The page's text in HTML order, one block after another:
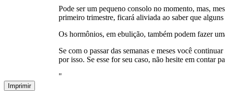
Pode ser um pequeno consolo no momento, mas,
primeiro trimestre, ficará aliviada ao saber que
Os hormônios, em ebulição, também podem fazer
Se com o passar das semanas e meses você
por isso. Se esse for seu caso, não hesite em contar
"
Imprimir